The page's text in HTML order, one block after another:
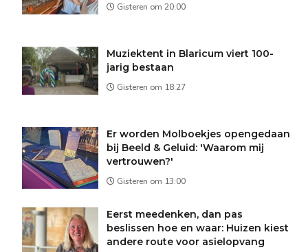
Gisteren om 20:00
Muziektent in Blaricum viert 100-
jarig bestaan
Gisteren om 18:27
Er worden Molboekjes opengedaan
bij Beeld & Geluid: 'Waarom mij
vertrouwen?'
Gisteren om 13:00
Eerst meedenken, dan pas
beslissen hoe en waar: Huizen kiest
andere route voor asielopvang